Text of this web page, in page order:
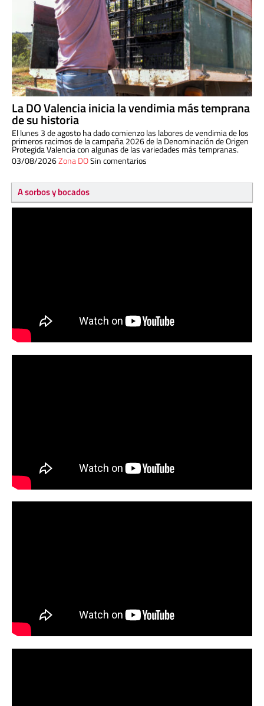
La DO Valencia inicia la vendimia más temprana
de su historia
El lunes 3 de agosto ha dado comienzo las labores de vendimia de los
primeros racimos de la campaña 2026 de la Denominación de Origen
Protegida Valencia con algunas de las variedades más tempranas.
03/08/2026Zona DOSin comentarios
A sorbos y bocados